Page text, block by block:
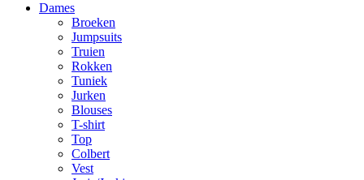
Dames
Broeken
Jumpsuits
Truien
Rokken
Tuniek
Jurken
Blouses
T-shirt
Top
Colbert
Vest